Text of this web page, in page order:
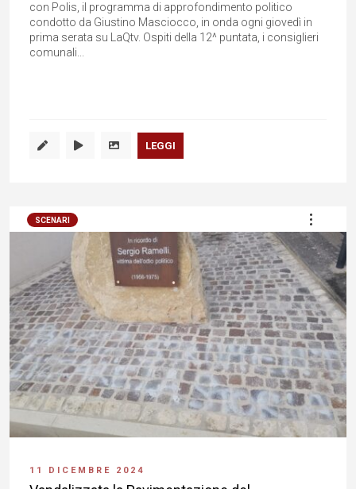
con Polis, il programma di approfondimento politico
condotto da Giustino Masciocco, in onda ogni giovedì in
prima serata su LaQtv. Ospiti della 12^ puntata, i consiglieri
comunali...
LEGGI
SCENARI
11 DICEMBRE 2024